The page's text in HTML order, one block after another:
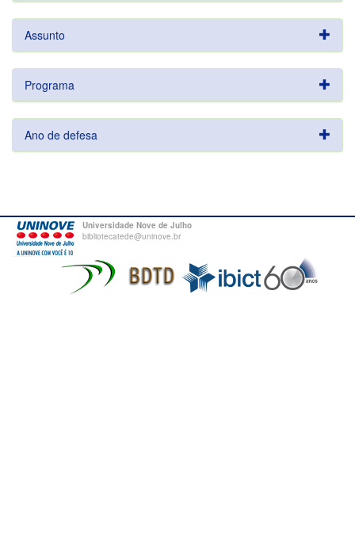
Assunto
Programa
Ano de defesa
Universidade Nove de Julho
bibliotecatede@uninove.br